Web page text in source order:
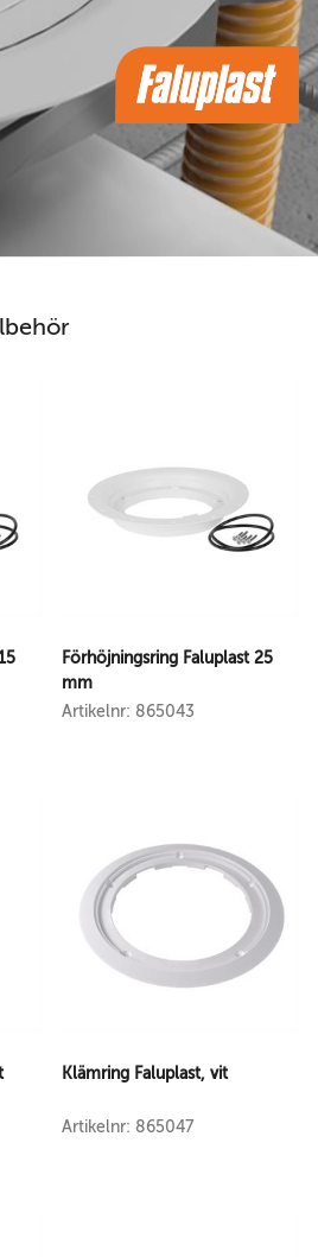
Förhöjningsring Faluplast 25
mm
Artikelnr: 865043
Klämring Faluplast, vit
Artikelnr: 865047